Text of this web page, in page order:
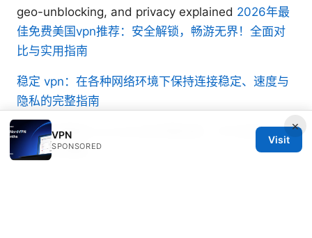
geo-unblocking, and privacy explained 2026年最
佳免费美国vpn推荐：安全解锁，畅游无界！全面对
比与实用指南
稳定 vpn：在各种网络环境下保持连接稳定、速度与
隐私的完整指南
国内如何翻墙上toutube的完整指南：VPN选择、设
置与安全策略
×
VPN
SPONSORED
Visit